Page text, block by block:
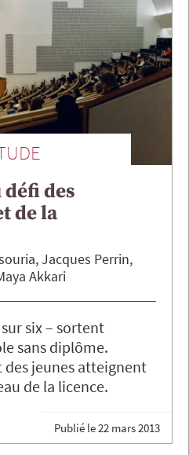
défi des
de la
Jacques Perrin
Akkari
six – sortent
sans diplôme.
jeunes atteignent
de la licence.
Publié le22 mars 2013